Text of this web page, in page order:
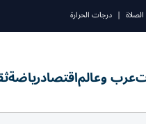
| درجات الحرارة
عرب وعالماقتصادرياضة